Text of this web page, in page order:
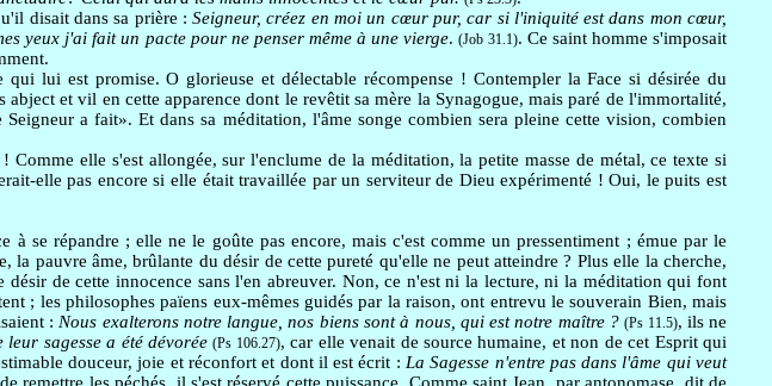
disait dans sa prière :Seigneur, créez en moi un cœur pur, car si l'iniquité est dans mon cœur,
yeux j'ai fait un pacte pour ne penser même à une vierge.(Job 31.1). Ce saint homme s'imposait
lui est promise. O glorieuse et délectable récompense ! Contempler la Face si désirée du
et vil en cette apparence dont le revêtit sa mère la Synagogue, mais paré de l'immortalité,
a fait». Et dans sa méditation, l'âme songe combien sera pleine cette vision, combien
elle s'est allongée, sur l'enclume de la méditation, la petite masse de métal, ce texte si
elle pas encore si elle était travaillée par un serviteur de Dieu expérimenté ! Oui, le puits est
se répandre ; elle ne le goûte pas encore, mais c'est comme un pressentiment ; émue par le
pauvre âme, brûlante du désir de cette pureté qu'elle ne peut atteindre ? Plus elle la cherche,
de cette innocence sans l'en abreuver. Non, ce n'est ni la lecture, ni la méditation qui font
; les philosophes païens eux-mêmes guidés par la raison, ont entrevu le souverain Bien, mais
: Nous exalterons notre langue, nos biens sont à nous, qui est notre maître ?(Ps 11.5), ils ne
leur sagesse a été dévorée (Ps 106.27), car elle venait de source humaine, et non de cet Esprit qui
douceur, joie et réconfort et dont il est écrit : La Sagesse n'entre pas dans l'âme qui veut